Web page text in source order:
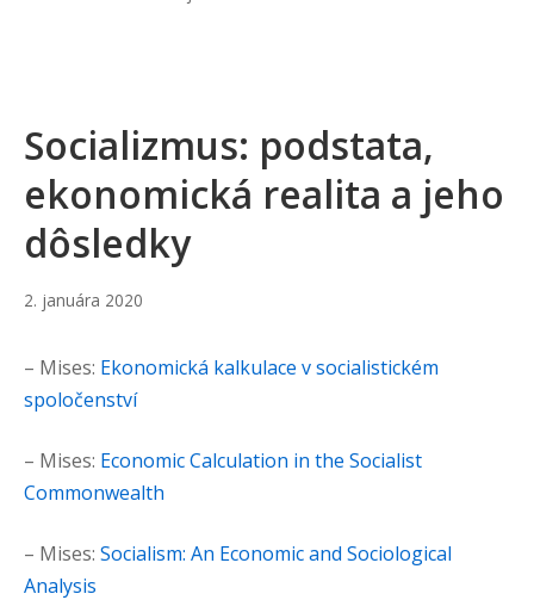
Socializmus: podstata,
ekonomická realita a jeho
dôsledky
2. januára 2020
– Mises: Ekonomická kalkulace v socialistickém
spoločenství
– Mises: Economic Calculation in the Socialist
Commonwealth
– Mises: Socialism: An Economic and Sociological
Analysis